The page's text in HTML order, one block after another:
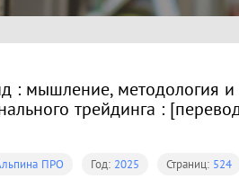
: мышление, методология и
трейдинга :
ПРО Год: 2025 Страниц: 524